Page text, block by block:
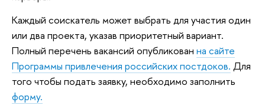
Каждый соискатель может выбрать для участия один
или два проекта, указав приоритетный вариант.
Полный перечень вакансий опубликован на сайте
Программы привлечения российских постдоков. Для
того чтобы подать заявку, необходимо заполнить
форму.